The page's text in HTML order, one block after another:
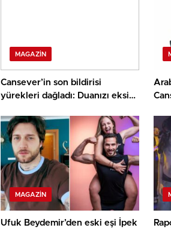
MAGAZIN
Cansever’in son bildirisi
yürekleri dağladı: Duanızı eksik
MAGAZIN
Ufuk Beydemir’den eski eşi İpek